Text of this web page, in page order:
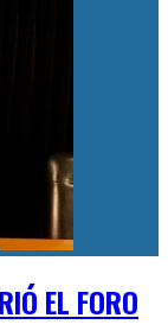
EL FORO